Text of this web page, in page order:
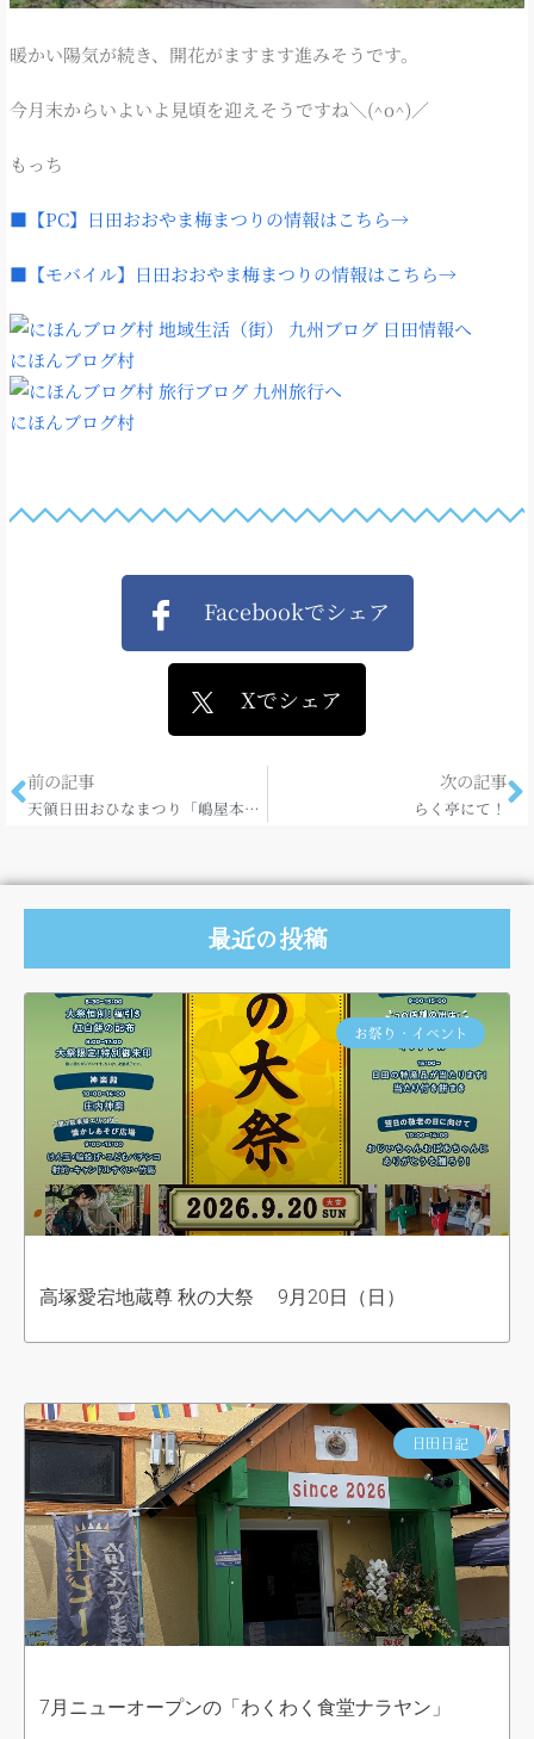
暖かい陽気が続き、開花がますます進みそうです。
今月末からいよいよ見頃を迎えそうですね＼(^o^)／
もっち
■【PC】日田おおやま梅まつりの情報はこちら→
■【モバイル】日田おおやま梅まつりの情報はこちら→
にほんブログ村
にほんブログ村
Facebookでシェア
Xでシェア
前の記事
天領日田おひなまつり「嶋屋本家」！
次の記事
らく亭にて！
最近の投稿
お祭り・イベント
高塚愛宕地蔵尊 秋の大祭 9月20日（日）
日田日記
7月ニューオープンの「わくわく食堂ナラヤン」